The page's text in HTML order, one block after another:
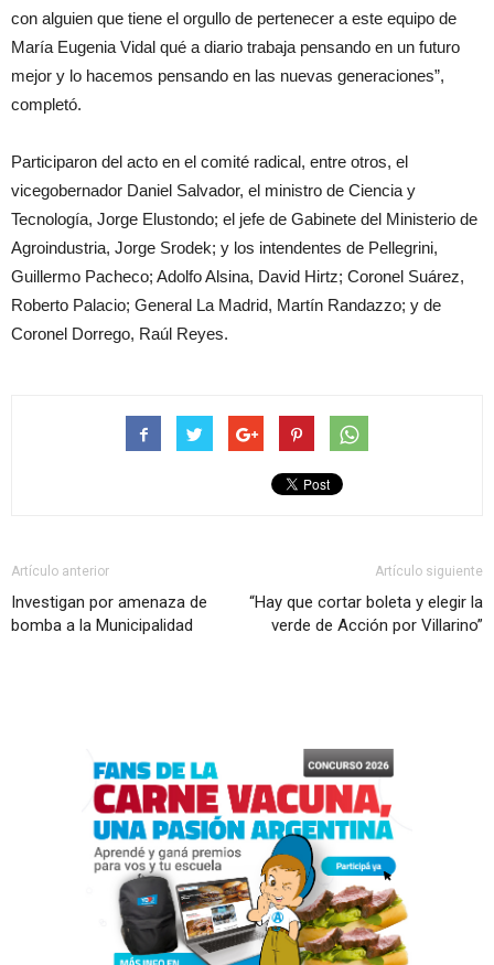
con alguien que tiene el orgullo de pertenecer a este equipo de
María Eugenia Vidal qué a diario trabaja pensando en un futuro
mejor y lo hacemos pensando en las nuevas generaciones”,
completó.
Participaron del acto en el comité radical, entre otros, el
vicegobernador Daniel Salvador, el ministro de Ciencia y
Tecnología, Jorge Elustondo; el jefe de Gabinete del Ministerio de
Agroindustria, Jorge Srodek; y los intendentes de Pellegrini,
Guillermo Pacheco; Adolfo Alsina, David Hirtz; Coronel Suárez,
Roberto Palacio; General La Madrid, Martín Randazzo; y de
Coronel Dorrego, Raúl Reyes.
Artículo anterior
Investigan por amenaza de
bomba a la Municipalidad
Artículo siguiente
“Hay que cortar boleta y elegir la
verde de Acción por Villarino”